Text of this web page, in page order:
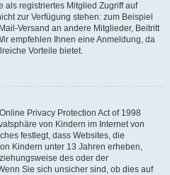
als registriertes Mitglied Zugriff auf
zur Verfügung stehen: zum Beispiel
Versand an andere Mitglieder, Beitritt
empfehlen Ihnen eine Anmeldung, da
Vorteile bietet.
Privacy Protection Act of 1998
von Kindern im Internet von
festlegt, dass Websites, die
Kindern unter 13 Jahren erheben,
des oder der
Sie sich unsicher sind, ob dies auf